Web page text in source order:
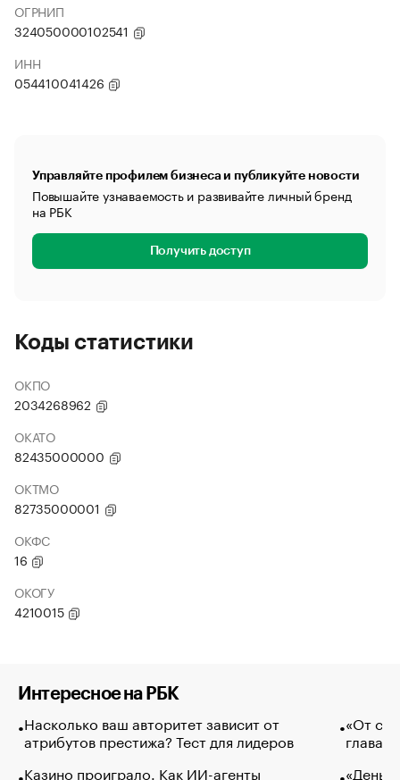
ОГРНИП
324050000102541
ИНН
054410041426
Управляйте профилем бизнеса и публикуйте новости
Повышайте узнаваемость и развивайте личный бренд
на РБК
Получить доступ
Коды статистики
ОКПО
2034268962
ОКАТО
82435000000
ОКТМО
82735000001
ОКФС
16
ОКОГУ
4210015
Интересное на РБК
Насколько ваш авторитет зависит от
атрибутов престижа? Тест для лидеров
Казино проиграло. Как ИИ-агенты
«От
глава